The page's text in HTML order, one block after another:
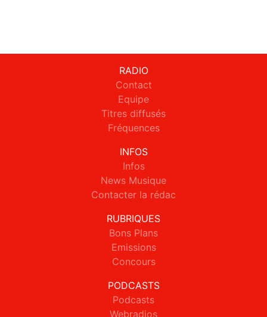
RADIO
Contact
Equipe
Titres diffusés
Fréquences
INFOS
Infos
News Musique
Contacter la rédac
RUBRIQUES
Bons Plans
Emissions
Concours
PODCASTS
Podcasts
Webradios